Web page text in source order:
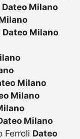
Dateo Milano
Dateo Milano
Milano
Milano
Milano
Ferroli Dateo